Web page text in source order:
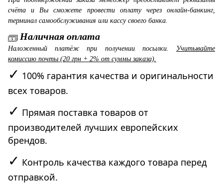
счёта и Вы сможете провести оплату через онлайн-банкинг,
терминал самообслуживания или кассу своего банка.
Наличная оплата
Наложенный платёж при получении посылки. Учитывайте
комиссию почты (20 грн + 2% от суммы заказа).
✓ 100% гарантия качества и оригинальности
всех товаров.
✓ Прямая поставка товаров от
производителей лучших европейских
брендов.
✓ Контроль качества каждого товара перед
отправкой.